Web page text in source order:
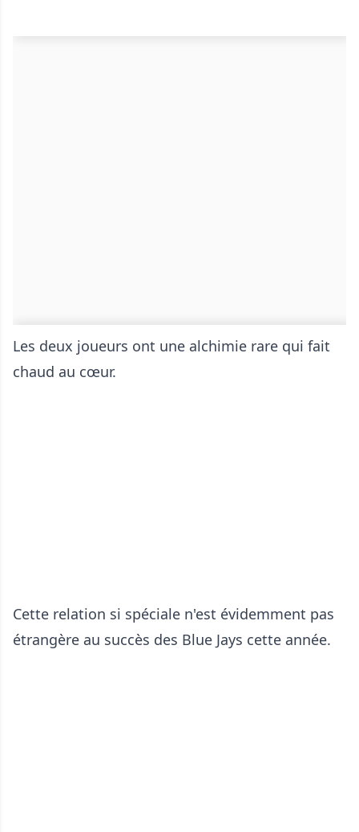
Les deux joueurs ont une alchimie rare qui fait
chaud au cœur.
Cette relation si spéciale n'est évidemment pas
étrangère au succès des Blue Jays cette année.